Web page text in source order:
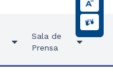
Sala de
Prensa